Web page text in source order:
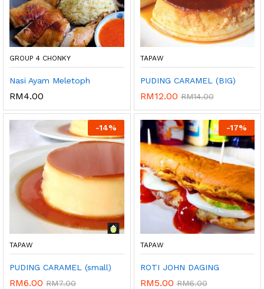
GROUP 4 CHONKY
Nasi Ayam Meletoph
RM4.00
TAPAW
PUDING CARAMEL (BIG)
RM12.00 RM14.00
-14%
TAPAW
PUDING CARAMEL (small)
RM6.00 RM7.00
-17%
TAPAW
ROTI JOHN DAGING
RM5.00 RM6.00